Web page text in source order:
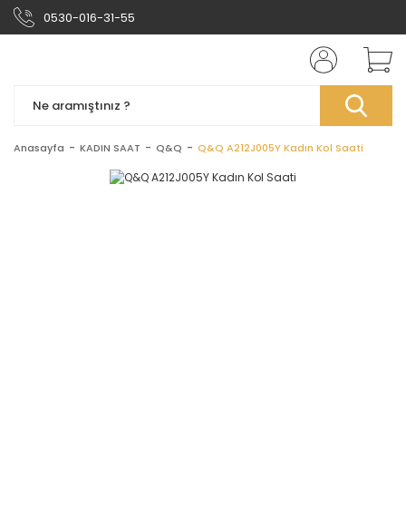
0530-016-31-55
Anasayfa KADIN SAAT Q&Q Q&Q A212J005Y Kadın Kol Saati